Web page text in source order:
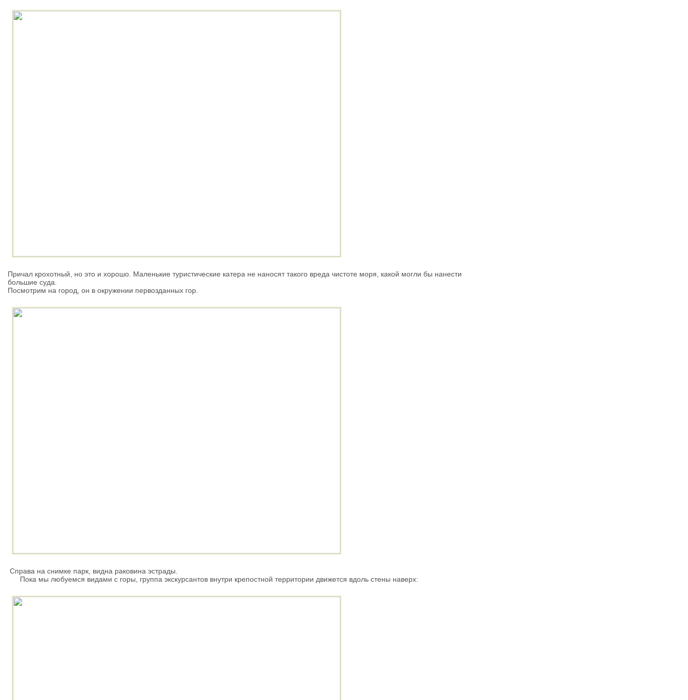
Причал крохотный, но это и хорошо. Маленькие туристические катера не наносят такого вреда чистоте моря, какой могли бы нанести
большие суда.
Посмотрим на город, он в окружении первозданных гор.
Справа на снимке парк, видна раковина эстрады.
Пока мы любуемся видами с горы, группа экскурсантов внутри крепостной территории движется вдоль стены наверх: